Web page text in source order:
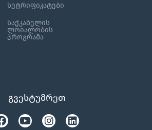
სეტრიფიკატები
საქკაბელის
ლოიალობის
პროგრამა
გვესტუმრეთ
FacebookYoutubeInstagramLinkedin
Tiktok